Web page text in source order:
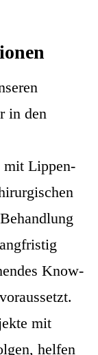
in den
mit Lippen-
Know-
mit
helfen